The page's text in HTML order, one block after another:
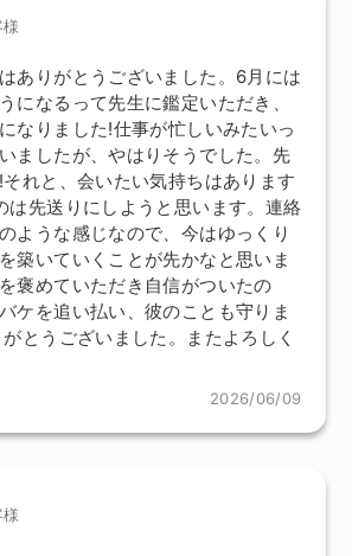
ありがとうございました。6月には
になるって先生に鑑定いただき、
なりました!仕事が忙しいみたいっ
ましたが、やはりそうでした。先
れと、会いたい気持ちはあります
は先送りにしようと思います。連絡
ような感じなので、今はゆっくり
築いていくことが先かなと思いま
褒めていただき自信がついたの
ケを追い払い、彼のことも守りま
とうございました。またよろしく
2026/06/09